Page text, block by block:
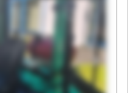
Adolf GmbH Herzog